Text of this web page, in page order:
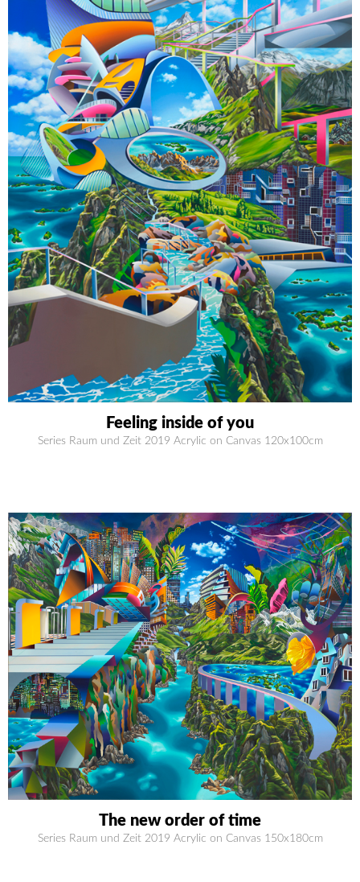
Feeling inside of you
Series Raum und Zeit 2019 Acrylic on Canvas 120x100cm
The new order of time
Series Raum und Zeit 2019 Acrylic on Canvas 150x180cm